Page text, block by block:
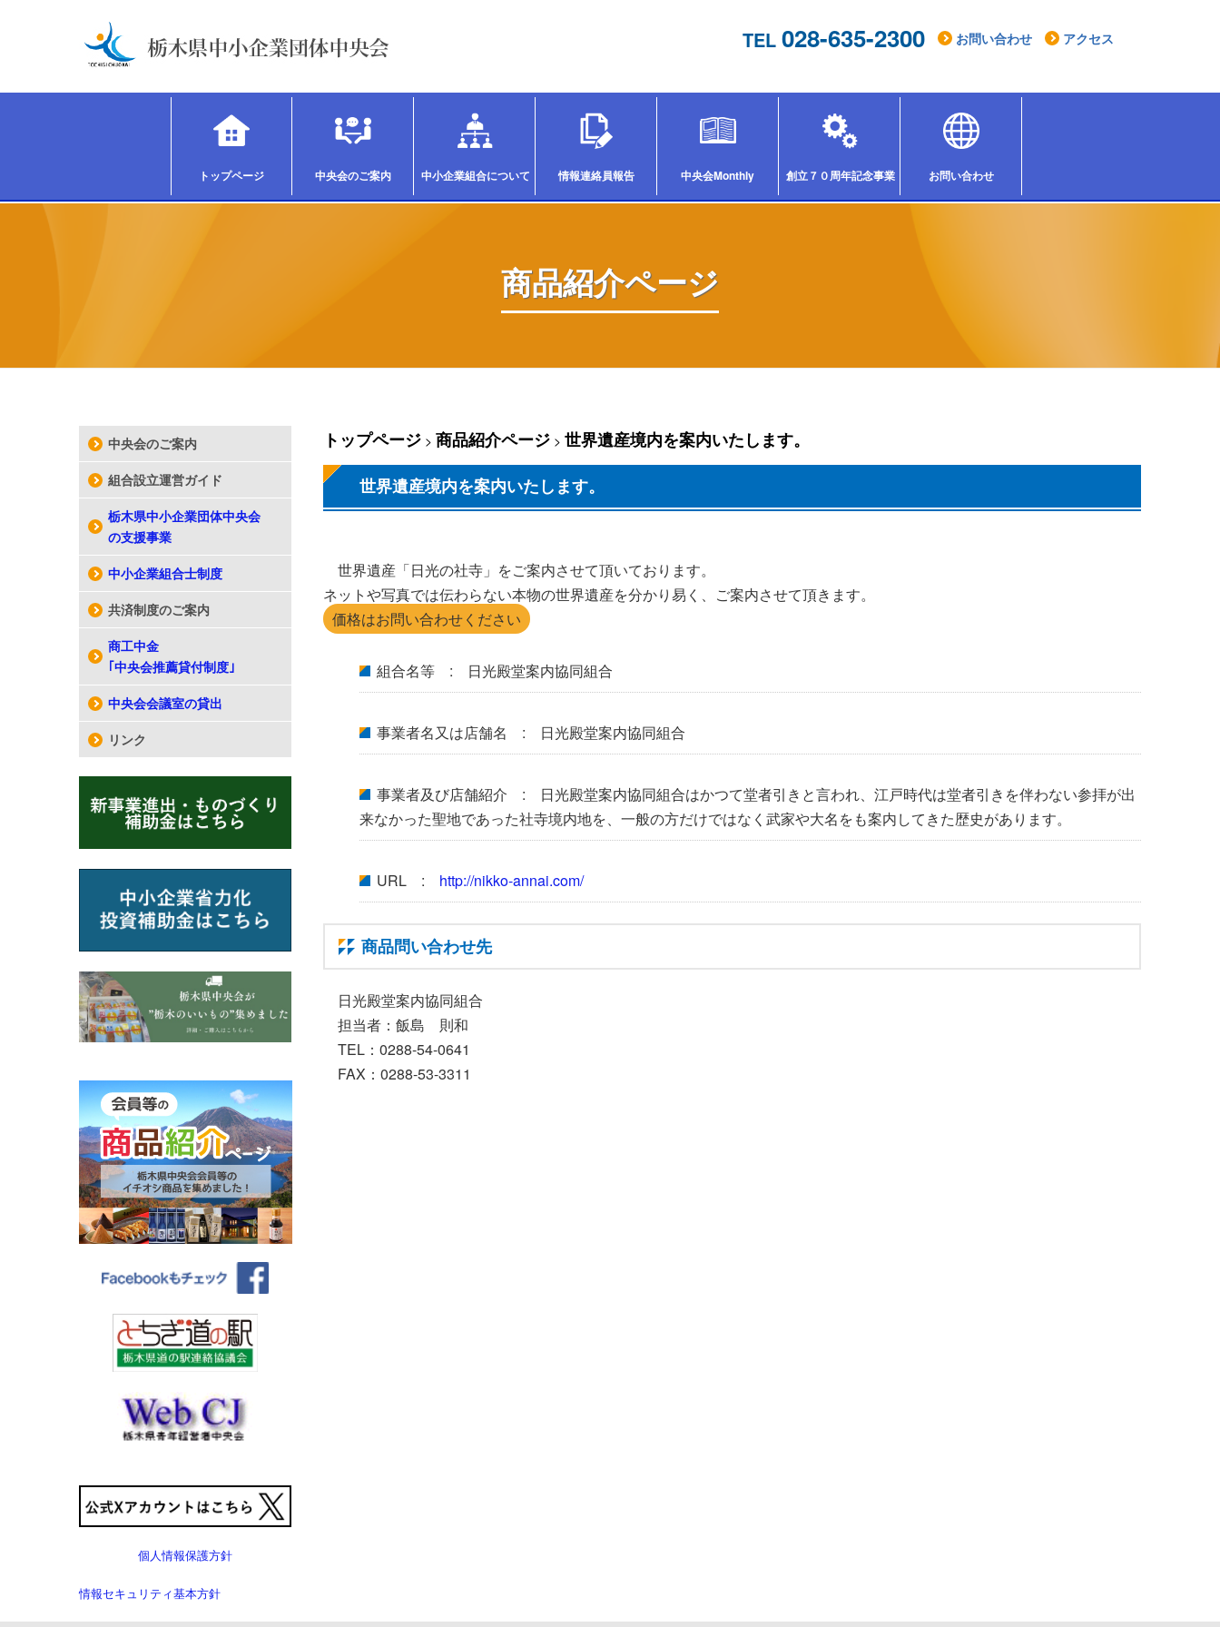
TEL 028-635-2300 お問い合わせ アクセス
トップページ 中央会のご案内 中小企業組合について 情報連絡員報告 中央会Monthly 創立７０周年記念事業「組合祭りinとちぎ2026」
お問い合わせ
商品紹介ページ
トップページ >商品紹介ページ >世界遺産境内を案内いたします。
世界遺産境内を案内いたします。
世界遺産「日光の社寺」をご案内させて頂いております。
ネットや写真では伝わらない本物の世界遺産を分かり易く、ご案内させて頂きます。
価格はお問い合わせください
組合名等 : 日光殿堂案内協同組合
事業者名又は店舗名 : 日光殿堂案内協同組合
事業者及び店舗紹介 : 日光殿堂案内協同組合はかつて堂者引きと言われ、江戸時代は堂者引きを伴わない参拝が出
来なかった聖地であった社寺境内地を、一般の方だけではなく武家や大名をも案内してきた歴史があります。
URL : http://nikko-annai.com/
商品問い合わせ先
日光殿堂案内協同組合
担当者：飯島 則和
TEL：0288-54-0641
FAX：0288-53-3311
中央会のご案内
組合設立運営ガイド
栃木県中小企業団体中央会
の支援事業
中小企業組合士制度
共済制度のご案内
商工中金
｢中央会推薦貸付制度｣
中央会会議室の貸出
リンク
個人情報保護方針
情報セキュリティ基本方針